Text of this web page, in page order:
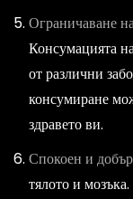
Ограничаване
Консумацията
от различни
консумиране
здравето ви.
Спокоен и
тялото и